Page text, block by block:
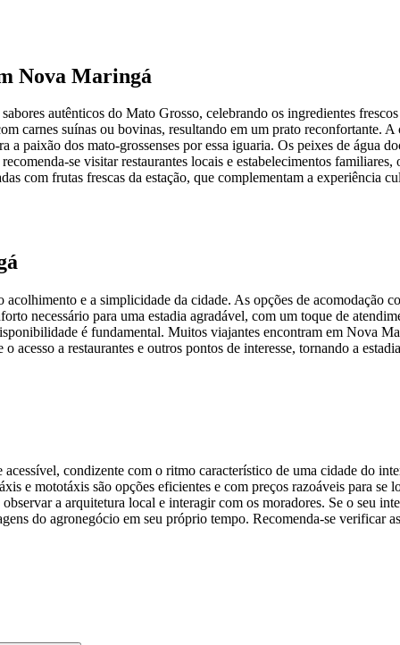
Nova Maringá
autênticos do Mato Grosso, celebrando os ingredientes
carnes suínas ou bovinas, resultando em um prato reconfortante.
paixão dos mato-grossenses por essa iguaria. Os peixes de água
se visitar restaurantes locais e estabelecimentos
com frutas frescas da estação, que complementam a experiência
e a simplicidade da cidade. As opções de acomodação
necessário para uma estadia agradável, com um toque de
é fundamental. Muitos viajantes encontram em Nova
a restaurantes e outros pontos de interesse, tornando a
condizente com o ritmo característico de uma cidade do
e mototáxis são opções eficientes e com preços razoáveis para se
a arquitetura local e interagir com os moradores. Se o seu
do agronegócio em seu próprio tempo. Recomenda-se verificar